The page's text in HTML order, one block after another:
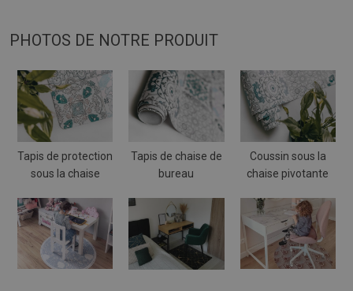
PHOTOS DE NOTRE PRODUIT
Tapis de protection
sous la chaise
Tapis de chaise de
bureau
Coussin sous la
chaise pivotante